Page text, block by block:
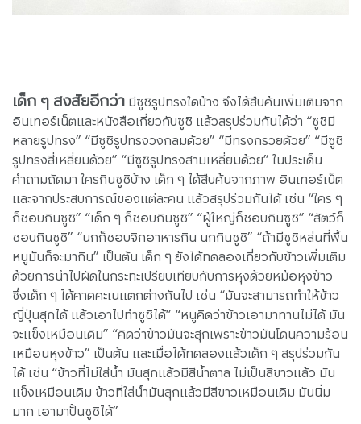
เด็ก ๆ สงสัยอีกว่ามีซูชิรูปทรงใดบ้าง จึงได้สืบค้นเพิ่มเติมจาก
อินเทอร์เน็ตและหนังสือเกี่ยวกับซูชิ แล้วสรุปร่วมกันได้ว่า “ซูชิมี
หลายรูปทรง” “มีซูชิรูปทรงวงกลมด้วย” “มีทรงกรวยด้วย” “มีซูชิ
รูปทรงสี่เหลี่ยมด้วย” “มีซูชิรูปทรงสามเหลี่ยมด้วย” ในประเด็น
คำถามถัดมา ใครกินซูชิบ้าง เด็ก ๆ ได้สืบค้นจากภาพ อินเทอร์เน็ต
และจากประสบการณ์ของแต่ละคน แล้วสรุปร่วมกันได้ เช่น “ใคร ๆ
ก็ชอบกินซูชิ” “เด็ก ๆ ก็ชอบกินซูชิ” “ผู้ใหญ่ก็ชอบกินซูชิ” “สัตว์ก็
ชอบกินซูชิ” “นกก็ชอบจิกอาหารกิน นกกินซูชิ” “ถ้ามีซูชิหล่นที่พื้น
หนูมันก็จะมากิน” เป็นต้น เด็ก ๆ ยังได้ทดลองเกี่ยวกับข้าวเพิ่มเติม
ด้วยการนำไปผัดในกระทะเปรียบเทียบกับการหุงด้วยหม้อหุงข้าว
ซึ่งเด็ก ๆ ได้คาดคะเนแตกต่างกันไป เช่น “มันจะสามารถทำให้ข้าว
ญี่ปุ่นสุกได้ แล้วเอาไปทำซูชิได้” “หนูคิดว่าข้าวเอามาทานไม่ได้ มัน
จะแข็งเหมือนเดิม” “คิดว่าข้าวมันจะสุกเพราะข้าวมันโดนความร้อน
เหมือนหุงข้าว” เป็นต้น และเมื่อได้ทดลองแล้วเด็ก ๆ สรุปร่วมกัน
ได้ เช่น “ข้าวที่ไม่ใส่น้ำ มันสุกแล้วมีสีน้ำตาล ไม่เป็นสีขาวแล้ว มัน
แข็งเหมือนเดิม ข้าวที่ใส่น้ำมันสุกแล้วมีสีขาวเหมือนเดิม มันนิ่ม
มาก เอามาปั้นซูชิได้”